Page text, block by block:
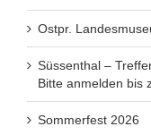
Ostpr.
Süssenthal –
Bitte anmelden bis
Sommerfest 2026